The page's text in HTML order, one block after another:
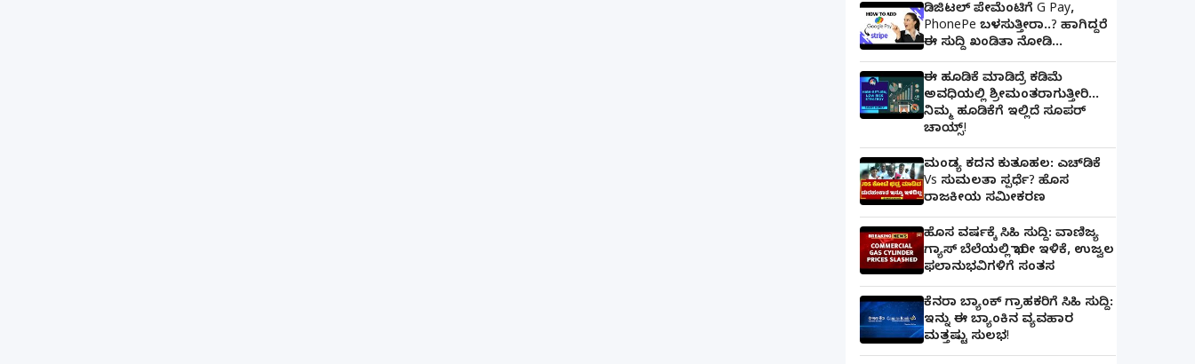
ಡಿಜಿಟಲ್ ಪೇಮೆಂಟಿಗೆ G Pay,
PhonePe ಬಳಸುತ್ತೀರಾ..? ಹಾಗಿದ್ದರೆ
ಈ ಸುದ್ದಿ ಖಂಡಿತಾ ನೋಡಿ...
ಈ ಹೂಡಿಕೆ ಮಾಡಿದ್ರೆ ಕಡಿಮೆ
ಅವಧಿಯಲ್ಲಿ ಶ್ರೀಮಂತರಾಗುತ್ತೀರಿ...
ನಿಮ್ಮ ಹೂಡಿಕೆಗೆ ಇಲ್ಲಿದೆ ಸೂಪರ್
ಚಾಯ್ಸ್‌!
ಮಂಡ್ಯ ಕದನ ಕುತೂಹಲ: ಎಚ್‌ಡಿಕೆ
Vs ಸುಮಲತಾ ಸ್ಪರ್ಧೆ? ಹೊಸ
ರಾಜಕೀಯ ಸಮೀಕರಣ
ಹೊಸ ವರ್ಷಕ್ಕೆ ಸಿಹಿ ಸುದ್ದಿ: ವಾಣಿಜ್ಯ
ಗ್ಯಾಸ್‌ ಬೆಲೆಯಲ್ಲಿ ಭಾರೀ ಇಳಿಕೆ, ಉಜ್ವಲ
ಫಲಾನುಭವಿಗಳಿಗೆ ಸಂತಸ
ಕೆನರಾ ಬ್ಯಾಂಕ್‌ ಗ್ರಾಹಕರಿಗೆ ಸಿಹಿ ಸುದ್ದಿ:
ಇನ್ನು ಈ ಬ್ಯಾಂಕಿನ ವ್ಯವಹಾರ
ಮತ್ತಷ್ಟು ಸುಲಭ!